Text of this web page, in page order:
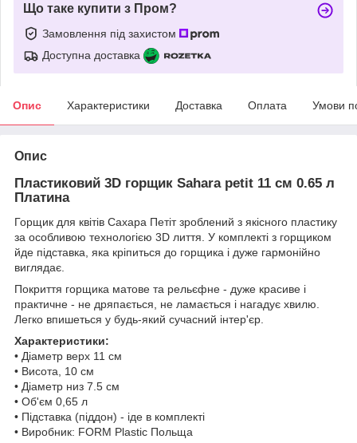
Що таке купити з Пром?
Замовлення під захистом
Доступна доставка
Опис Характеристики Доставка Оплата Умови
Опис
Пластиковий 3D горщик Sahara petit 11 см 0.65 л
Платина
Горщик для квітів Сахара Петіт зроблений з якісного пластику
за особливою технологією 3D лиття. У комплекті з горщиком
йде підставка, яка кріпиться до горщика і дуже гармонійно
виглядає.
Покриття горщика матове та рельєфне - дуже красиве і
практичне - не дряпається, не ламається і нагадує хвилю.
Легко впишеться у будь-який сучасний інтер'єр.
Характеристики:
• Діаметр верх 11 см
• Висота, 10 см
• Діаметр низ 7.5 см
• Об'єм 0,65 л
• Підставка (піддон) - іде в комплекті
• Виробник: FORM Plastic Польща